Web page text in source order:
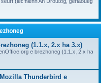
(1.1.x, 2.x ha 3.x)
e brezhoneg (1.1.x, 2.x ha
Thunderbird e